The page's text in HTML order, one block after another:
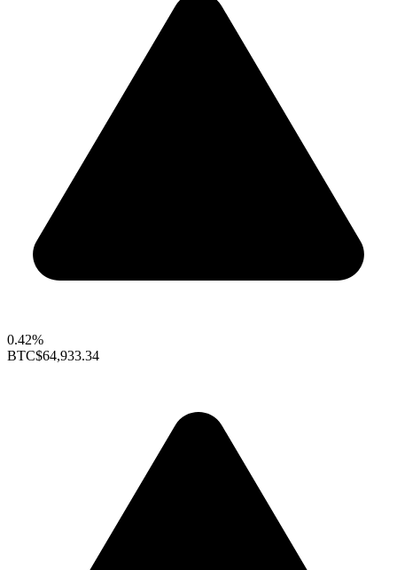
0.42%
BTC$64,933.34